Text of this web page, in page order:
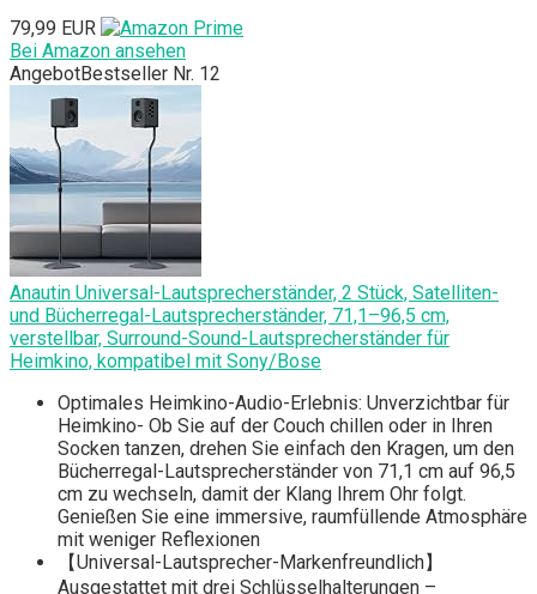
79,99 EUR
Bei Amazon ansehen
AngebotBestseller Nr. 12
Anautin Universal-Lautsprecherständer, 2 Stück, Satelliten-
und Bücherregal-Lautsprecherständer, 71,1–96,5 cm,
verstellbar, Surround-Sound-Lautsprecherständer für
Heimkino, kompatibel mit Sony/Bose
Optimales Heimkino-Audio-Erlebnis: Unverzichtbar für
Heimkino- Ob Sie auf der Couch chillen oder in Ihren
Socken tanzen, drehen Sie einfach den Kragen, um den
Bücherregal-Lautsprecherständer von 71,1 cm auf 96,5
cm zu wechseln, damit der Klang Ihrem Ohr folgt.
Genießen Sie eine immersive, raumfüllende Atmosphäre
mit weniger Reflexionen
【Universal-Lautsprecher-Markenfreundlich】
Ausgestattet mit drei Schlüsselhalterungen –